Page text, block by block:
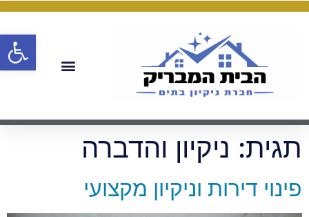
תגית: ניקיון והדברה
פינוי דירות וניקיון מקצועי